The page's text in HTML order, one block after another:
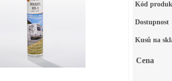
Kód
Dostupnost
Kusů na
Cena